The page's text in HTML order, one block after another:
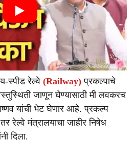
स्पीड रेल्वे (Railway) प्रकल्पाचे
जाणून घेण्यासाठी मी लवकरच
यांची भेट घेणार आहे. प्रकल्प
रेल्वे मंत्रालयाचा जाहीर निषेध
दिला.